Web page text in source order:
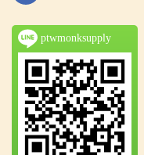
ptwmonksupply